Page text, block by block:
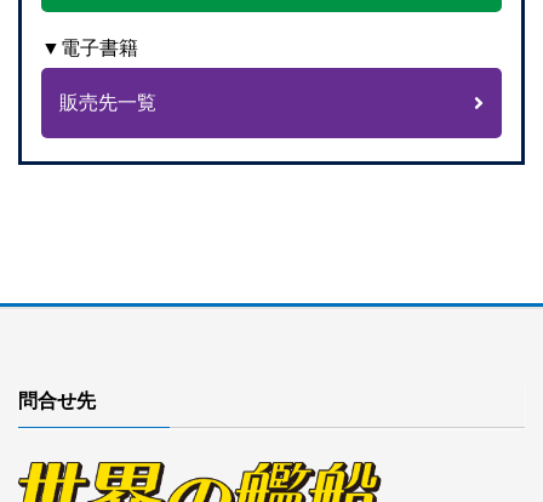
▼電子書籍
販売先一覧
問合せ先